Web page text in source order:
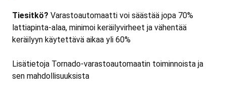
Tiesitkö? Varastoautomaatti voi säästää jopa 70%
lattiapinta-alaa, minimoi keräilyvirheet ja vähentää
keräilyyn käytettävä aikaa yli 60%
Lisätietoja Tornado-varastoautomaatin toiminnoista ja
sen mahdollisuuksista